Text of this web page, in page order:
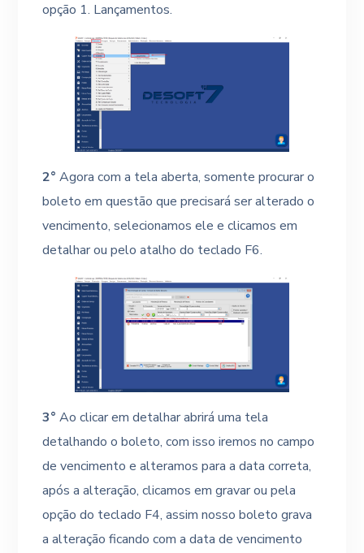
opção 1. Lançamentos.
2° Agora com a tela aberta, somente procurar o
boleto em questão que precisará ser alterado o
vencimento, selecionamos ele e clicamos em
detalhar ou pelo atalho do teclado F6.
3° Ao clicar em detalhar abrirá uma tela
detalhando o boleto, com isso iremos no campo
de vencimento e alteramos para a data correta,
após a alteração, clicamos em gravar ou pela
opção do teclado F4, assim nosso boleto grava
a alteração ficando com a data de vencimento